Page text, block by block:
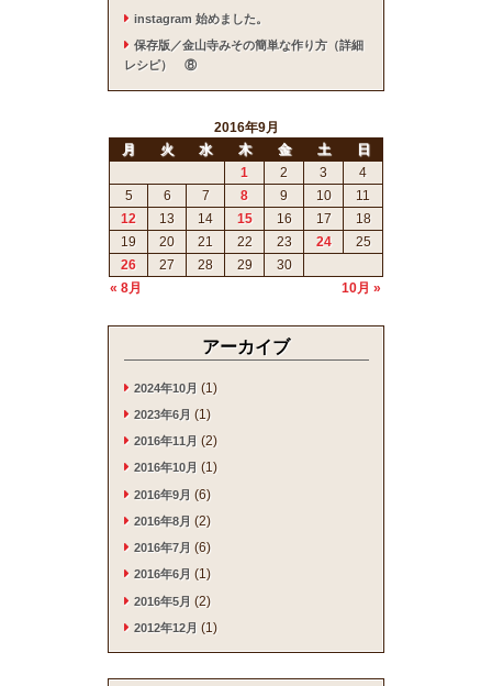
instagram 始めました。
保存版／金山寺みその簡単な作り方（詳細
レシピ） ⑧
2016年9月
月
火 水 木 金 土 日
« 8月 10月 »
1 2 3
4
5
6 7 8 9 10
11
12
13 14 15 16 17
18
19
20 21 22 23 24
25
26
27 28 29 30
アーカイブ
2024年10月 (1)
2023年6月 (1)
2016年11月 (2)
2016年10月 (1)
2016年9月 (6)
2016年8月 (2)
2016年7月 (6)
2016年6月 (1)
2016年5月 (2)
2012年12月 (1)